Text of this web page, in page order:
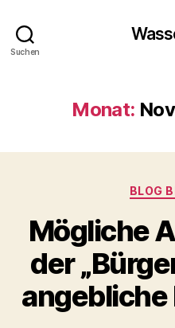
Suchen
Monat:
BLOG
Mögliche
der
angebliche